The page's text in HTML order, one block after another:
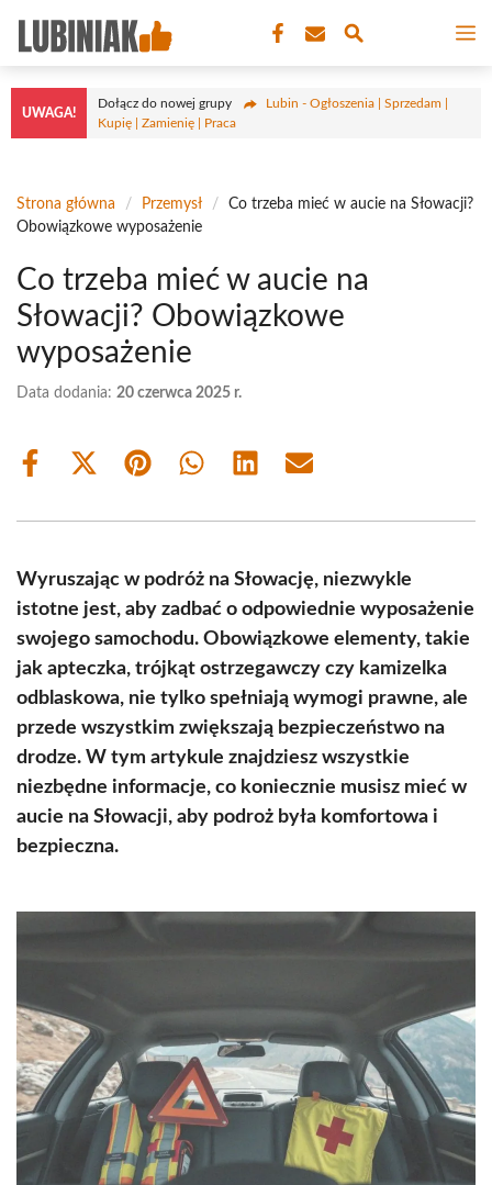
treści
UWAGA!
Dołącz do nowej grupy
Lubin - Ogłoszenia | Sprzedam |
Kupię | Zamienię | Praca
Strona główna / Przemysł /
Co trzeba mieć w aucie na Słowacji?
Obowiązkowe wyposażenie
Co trzeba mieć w aucie na
Słowacji? Obowiązkowe
wyposażenie
Data dodania: 20 czerwca 2025 r.
Share
Share
(Twitter)
Share Share Share Share
Wyruszając w podróż na Słowację, niezwykle
istotne jest, aby zadbać o odpowiednie wyposażenie
swojego samochodu. Obowiązkowe elementy, takie
jak apteczka, trójkąt ostrzegawczy czy kamizelka
odblaskowa, nie tylko spełniają wymogi prawne, ale
przede wszystkim zwiększają bezpieczeństwo na
drodze. W tym artykule znajdziesz wszystkie
niezbędne informacje, co koniecznie musisz mieć w
aucie na Słowacji, aby podroż była komfortowa i
bezpieczna.